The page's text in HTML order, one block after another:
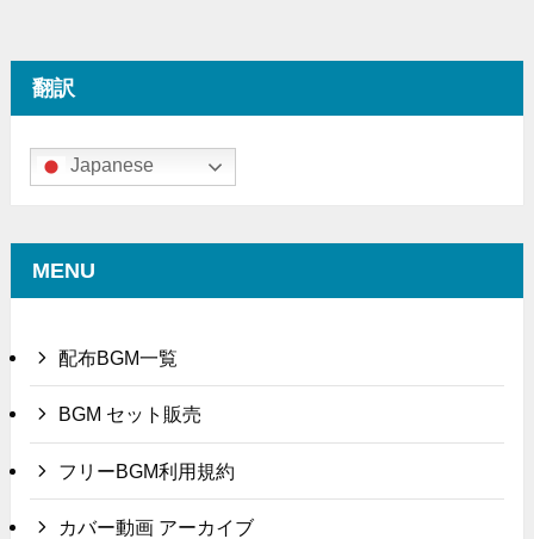
翻訳
Japanese
MENU
配布BGM一覧
BGM セット販売
フリーBGM利用規約
カバー動画 アーカイブ